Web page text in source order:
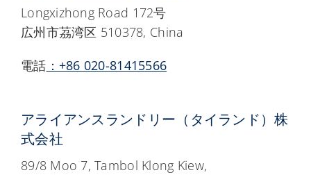
Longxizhong Road 172号
広州市茘湾区 510378, China
電話 ：+86 020-81415566
アライアンスランドリー（タイランド）株
式会社
89/8 Moo 7, Tambol Klong Kiew,